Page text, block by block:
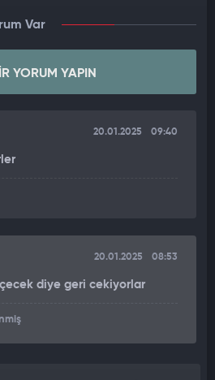
Var
YORUM YAPIN
20.01.2025 09:40
20.01.2025 08:53
diye geri cekiyorlar